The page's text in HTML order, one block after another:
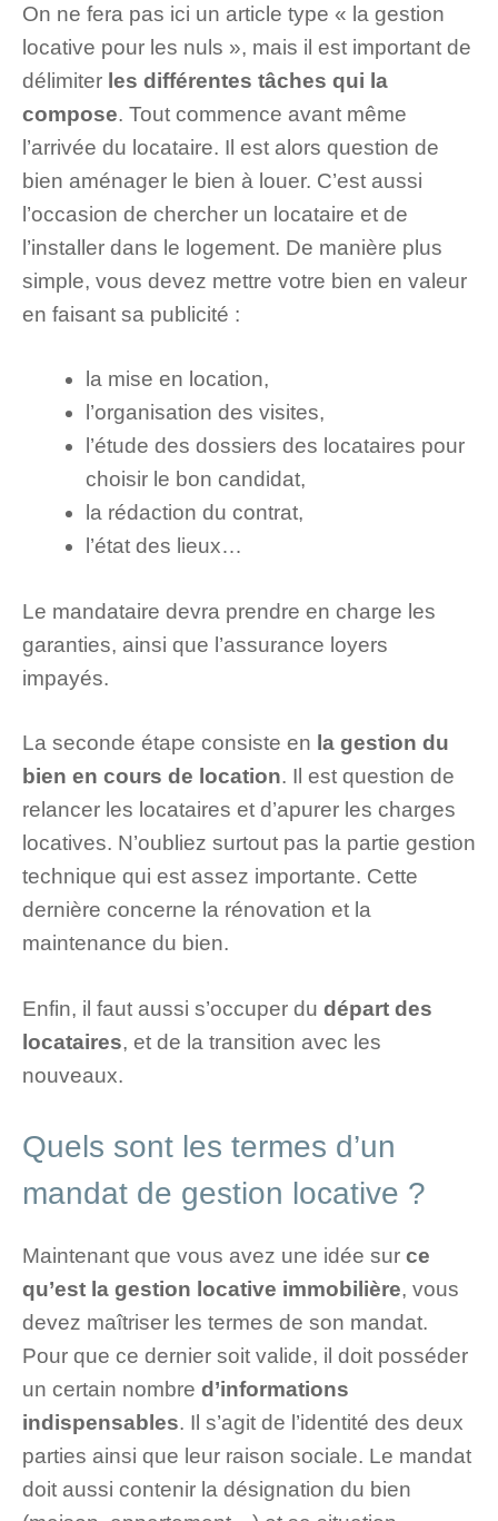
On ne fera pas ici un article type « la gestion
locative pour les nuls », mais il est important de
délimiter les différentes tâches qui la
compose. Tout commence avant même
l’arrivée du locataire. Il est alors question de
bien aménager le bien à louer. C’est aussi
l’occasion de chercher un locataire et de
l’installer dans le logement. De manière plus
simple, vous devez mettre votre bien en valeur
en faisant sa publicité :
la mise en location,
l’organisation des visites,
l’étude des dossiers des locataires pour
choisir le bon candidat,
la rédaction du contrat,
l’état des lieux…
Le mandataire devra prendre en charge les
garanties, ainsi que l’assurance loyers
impayés.
La seconde étape consiste en la gestion du
bien en cours de location. Il est question de
relancer les locataires et d’apurer les charges
locatives. N’oubliez surtout pas la partie gestion
technique qui est assez importante. Cette
dernière concerne la rénovation et la
maintenance du bien.
Enfin, il faut aussi s’occuper du départ des
locataires, et de la transition avec les
nouveaux.
Quels sont les termes d’un
mandat de gestion locative ?
Maintenant que vous avez une idée sur ce
qu’est la gestion locative immobilière, vous
devez maîtriser les termes de son mandat.
Pour que ce dernier soit valide, il doit posséder
un certain nombre d’informations
indispensables. Il s’agit de l’identité des deux
parties ainsi que leur raison sociale. Le mandat
doit aussi contenir la désignation du bien